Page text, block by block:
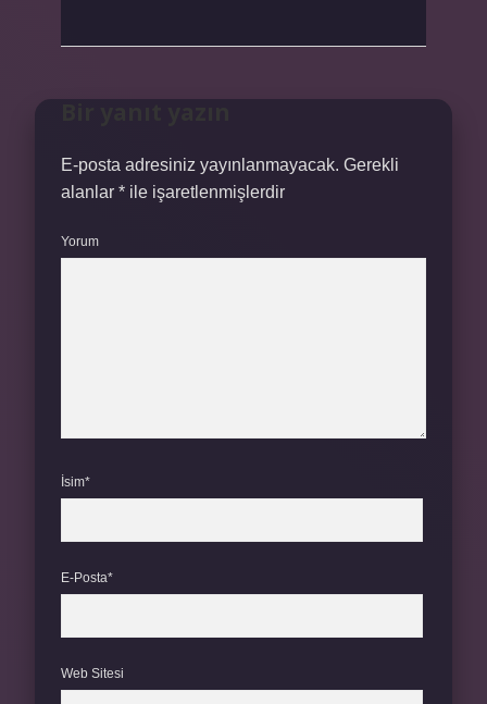
E-posta adresiniz yayınlanmayacak. Gerekli
alanlar * ile işaretlenmişlerdir
Yorum
İsim*
E-Posta*
Web Sitesi